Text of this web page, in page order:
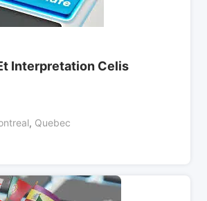
Interpretation Celis
, Quebec